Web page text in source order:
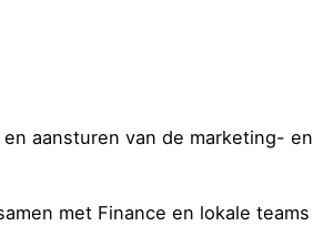
aansturen van de marketing- en
met Finance en lokale teams